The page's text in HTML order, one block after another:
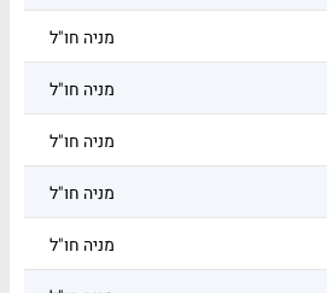
מניה חו"ל
מניה חו"ל
מניה חו"ל
מניה חו"ל
מניה חו"ל